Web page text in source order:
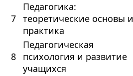
7
Педагогика:
теоретические основы и
практика
8
Педагогическая
психология и развитие
учащихся